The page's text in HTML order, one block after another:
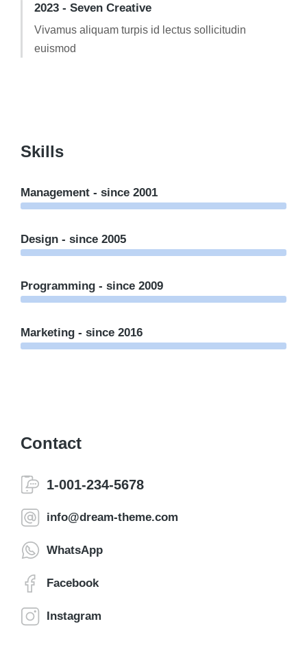
2023 - Seven Creative
Vivamus aliquam turpis id lectus sollicitudin
euismod
Skills
Management - since 2001
Design - since 2005
Programming - since 2009
Marketing - since 2016
Contact
1-001-234-5678
info@dream-theme.com
WhatsApp
Facebook
Instagram